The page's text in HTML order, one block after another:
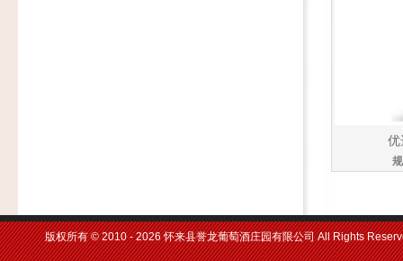
优
版权所有 © 2010 -2026 怀来县誉龙葡萄酒庄园有限公司 All Rights